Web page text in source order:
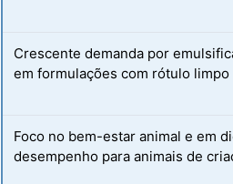
Crescente demanda por
em formulações com rótulo limpo
Foco no bem-estar animal e em
desempenho para animais de